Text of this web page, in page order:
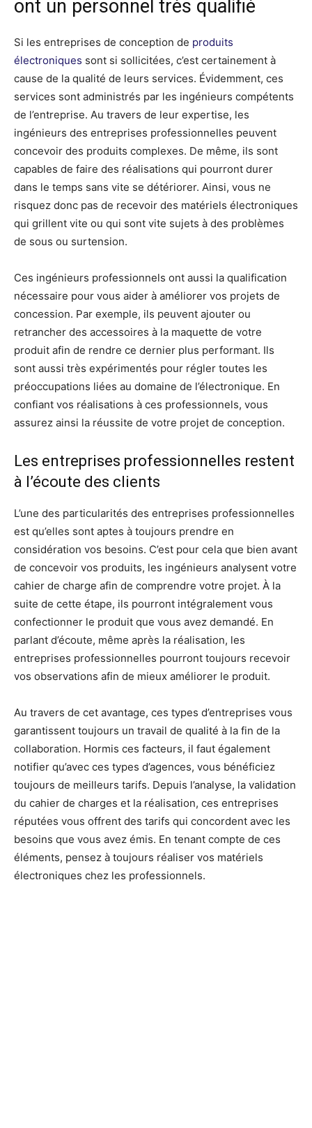
ont un personnel très qualifié
Si les entreprises de conception de produits
électroniques sont si sollicitées, c’est certainement à
cause de la qualité de leurs services. Évidemment, ces
services sont administrés par les ingénieurs compétents
de l’entreprise. Au travers de leur expertise, les
ingénieurs des entreprises professionnelles peuvent
concevoir des produits complexes. De même, ils sont
capables de faire des réalisations qui pourront durer
dans le temps sans vite se détériorer. Ainsi, vous ne
risquez donc pas de recevoir des matériels électroniques
qui grillent vite ou qui sont vite sujets à des problèmes
de sous ou surtension.
Ces ingénieurs professionnels ont aussi la qualification
nécessaire pour vous aider à améliorer vos projets de
concession. Par exemple, ils peuvent ajouter ou
retrancher des accessoires à la maquette de votre
produit afin de rendre ce dernier plus performant. Ils
sont aussi très expérimentés pour régler toutes les
préoccupations liées au domaine de l’électronique. En
confiant vos réalisations à ces professionnels, vous
assurez ainsi la réussite de votre projet de conception.
Les entreprises professionnelles restent
à l’écoute des clients
L’une des particularités des entreprises professionnelles
est qu’elles sont aptes à toujours prendre en
considération vos besoins. C’est pour cela que bien avant
de concevoir vos produits, les ingénieurs analysent votre
cahier de charge afin de comprendre votre projet. À la
suite de cette étape, ils pourront intégralement vous
confectionner le produit que vous avez demandé. En
parlant d’écoute, même après la réalisation, les
entreprises professionnelles pourront toujours recevoir
vos observations afin de mieux améliorer le produit.
Au travers de cet avantage, ces types d’entreprises vous
garantissent toujours un travail de qualité à la fin de la
collaboration. Hormis ces facteurs, il faut également
notifier qu’avec ces types d’agences, vous bénéficiez
toujours de meilleurs tarifs. Depuis l’analyse, la validation
du cahier de charges et la réalisation, ces entreprises
réputées vous offrent des tarifs qui concordent avec les
besoins que vous avez émis. En tenant compte de ces
éléments, pensez à toujours réaliser vos matériels
électroniques chez les professionnels.